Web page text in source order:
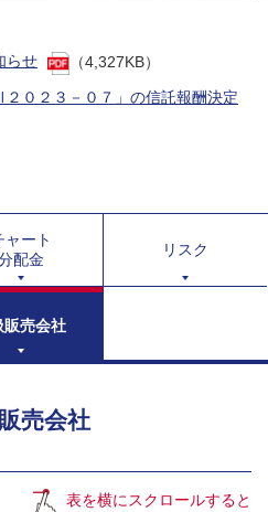
らせ
（4,327KB）
０２３－０７」の信託報酬決定
ャート
配金
リスク
販売会社
売会社
表を横にスクロールすると